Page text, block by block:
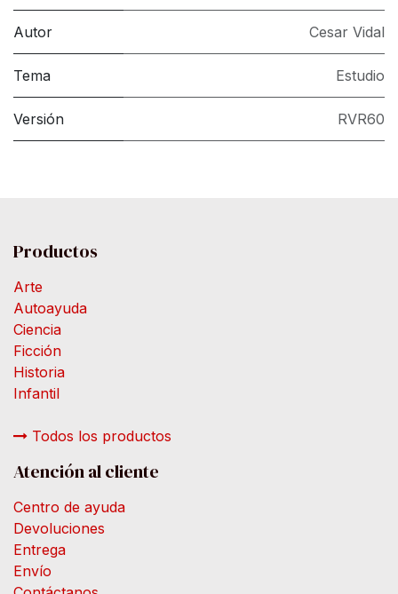
Autor Cesar Vidal
Tema Estudio
Versión RVR60
Productos
Arte
Autoayuda
Ciencia
Ficción
Historia
Infantil
Todos los productos
Atención al cliente
Centro de ayuda
Devoluciones
Entrega
Envío